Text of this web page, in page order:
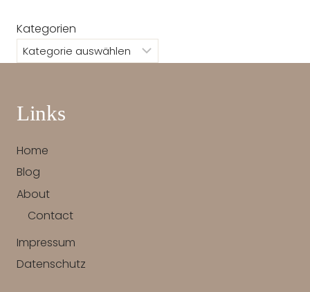
Kategorien
Links
Home
Blog
About
Contact
Impressum
Datenschutz